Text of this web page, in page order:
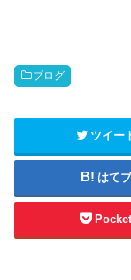
ブログ
ツイー
はてブ